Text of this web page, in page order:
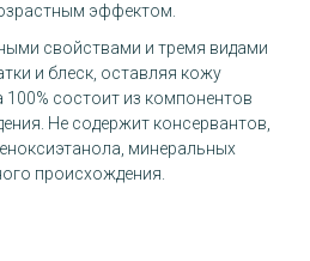
эффектом.
свойствами и тремя видами
и блеск, оставляя кожу
100% состоит из компонентов
Не содержит консервантов,
минеральных
происхождения.